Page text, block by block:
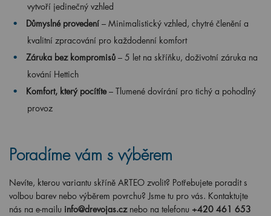
vytvoří jedinečný vzhled
Důmyslné provedení – Minimalistický vzhled, chytré členění a
kvalitní zpracování pro každodenní komfort
Záruka bez kompromisů – 5 let na skříňku, doživotní záruka na
kování Hettich
Komfort, který pocítíte – Tlumené dovírání pro tichý a pohodlný
provoz
Poradíme vám s výběrem
Nevíte, kterou variantu skříně ARTEO zvolit? Potřebujete poradit s
volbou barev nebo výběrem povrchu? Jsme tu pro vás. Kontaktujte
nás na e-mailu info@drevojas.cz nebo na telefonu +420 461 653